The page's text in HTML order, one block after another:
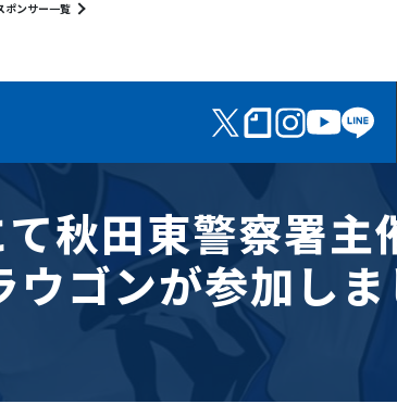
ポンサー一覧
秋田東警察署主
ゴンが参加しま